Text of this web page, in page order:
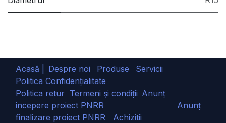
Acasă | Despre noi Produse
Servicii
Politica Confidențialitate
Politica retur Termeni și condiții Anunț
incepere proiect PNRR
Anunț
finalizare proiect PNRR Achizitii